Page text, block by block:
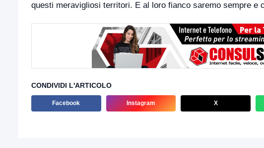
questi meravigliosi territori. E al loro fianco saremo sempre e
CONDIVIDI L'ARTICOLO
Facebook Instagram X